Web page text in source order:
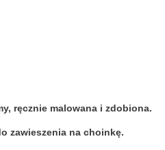
ręcznie malowana i zdobiona.
zawieszenia na choinkę.